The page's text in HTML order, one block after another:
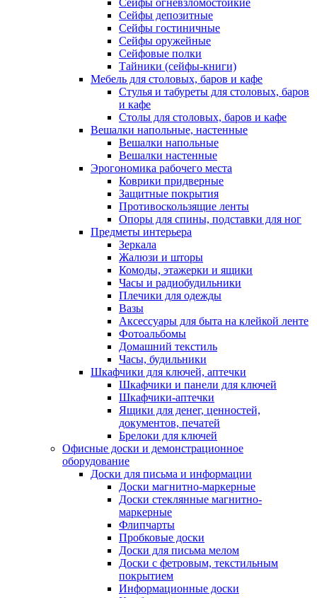
Сейфы огневзломостойкие
Сейфы депозитные
Сейфы гостиничные
Сейфы оружейные
Сейфовые полки
Тайники (сейфы-книги)
Мебель для столовых, баров и кафе
Стулья и табуреты для столовых, баров
и кафе
Столы для столовых, баров и кафе
Вешалки напольные, настенные
Вешалки напольные
Вешалки настенные
Эрогономика рабочего места
Коврики придверные
Защитные покрытия
Противоскользящие ленты
Опоры для спины, подставки для ног
Предметы интерьера
Зеркала
Жалюзи и шторы
Комоды, этажерки и ящики
Часы и радиобудильники
Плечики для одежды
Вазы
Аксессуары для быта на клейкой ленте
Фотоальбомы
Домашний текстиль
Часы, будильники
Шкафчики для ключей, аптечки
Шкафчики и панели для ключей
Шкафчики-аптечки
Ящики для денег, ценностей,
документов, печатей
Брелоки для ключей
Офисные доски и демонстрационное
оборудование
Доски для письма и информации
Доски магнитно-маркерные
Доски стеклянные магнитно-
маркерные
Флипчарты
Пробковые доски
Доски для письма мелом
Доски с фетровым, текстильным
покрытием
Информационные доски